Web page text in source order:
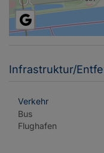
Infrastruktur/
Verkehr
Bus
Flughafen